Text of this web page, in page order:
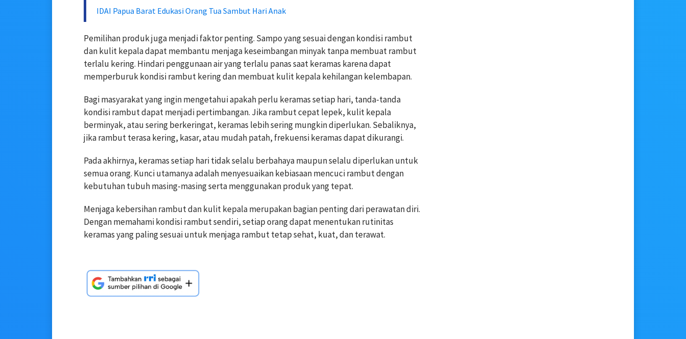
IDAI Papua Barat Edukasi Orang Tua Sambut Hari Anak
Pemilihan produk juga menjadi faktor penting. Sampo yang sesuai dengan kondisi rambut
dan kulit kepala dapat membantu menjaga keseimbangan minyak tanpa membuat rambut
terlalu kering. Hindari penggunaan air yang terlalu panas saat keramas karena dapat
memperburuk kondisi rambut kering dan membuat kulit kepala kehilangan kelembapan.
Bagi masyarakat yang ingin mengetahui apakah perlu keramas setiap hari, tanda-tanda
kondisi rambut dapat menjadi pertimbangan. Jika rambut cepat lepek, kulit kepala
berminyak, atau sering berkeringat, keramas lebih sering mungkin diperlukan. Sebaliknya,
jika rambut terasa kering, kasar, atau mudah patah, frekuensi keramas dapat dikurangi.
Pada akhirnya, keramas setiap hari tidak selalu berbahaya maupun selalu diperlukan untuk
semua orang. Kunci utamanya adalah menyesuaikan kebiasaan mencuci rambut dengan
kebutuhan tubuh masing-masing serta menggunakan produk yang tepat.
Menjaga kebersihan rambut dan kulit kepala merupakan bagian penting dari perawatan diri.
Dengan memahami kondisi rambut sendiri, setiap orang dapat menentukan rutinitas
keramas yang paling sesuai untuk menjaga rambut tetap sehat, kuat, dan terawat.